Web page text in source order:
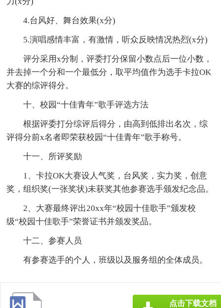
4.台风好、舞台效果(x分)
5.演唱感情丰富，有激情，听众反映情况热烈(x分)
评分采用x分制，评委打分保留小数点后一位小数，
并去掉一个分和一个最低分，取平均值作为选手卡拉OK
大赛的综评得分。
十、校园“十佳青年”歌手评选方法
根据评委打分综评后得分，由高到低排出名次，综
评得分前x名者即荣获校园“十佳青年”歌手称号。
十一、所评奖励
1、卡拉OK大赛设人气奖，台风奖，实力奖，创意
奖，组织奖(一张奖状)未获奖其他参赛选手颁发纪念品。
2、大赛最终评出20xx年“校园十佳歌手”颁发校
级“校园十佳歌手”荣誉证书并颁发奖品。
十二、参赛人员
有参赛选手的个人，班级以及服务组的全体成员。
点击下载文档